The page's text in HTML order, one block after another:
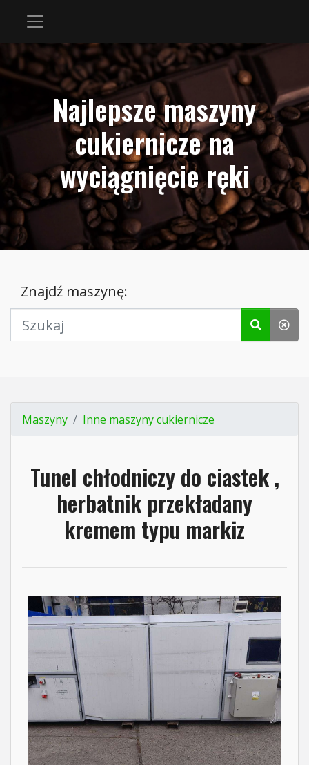
Najlepsze maszyny
cukiernicze na
wyciągnięcie ręki
Znajdź maszynę:
Maszyny Inne maszyny cukiernicze
Tunel chłodniczy do ciastek ,
herbatnik przekładany
kremem typu markiz